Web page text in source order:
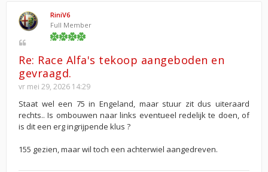
RiniV6
Full Member
Re: Race Alfa's tekoop aangeboden en
gevraagd.
vr mei 29, 2026 14:29
Staat wel een 75 in Engeland, maar stuur zit dus uiteraard
rechts.. Is ombouwen naar links eventueel redelijk te doen, of
is dit een erg ingrijpende klus ?
155 gezien, maar wil toch een achterwiel aangedreven.